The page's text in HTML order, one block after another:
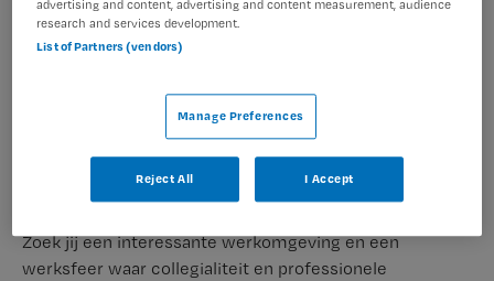
actueel. Hieronder staan enkele vergelijkbare vacatures
die voor u wellicht interessant zijn.
Zoek jij een interessante werkomgeving en een
werksfeer waar collegialiteit en professionele
advertising and content, advertising and content measurement, audience
research and services development.
List of Partners (vendors)
Manage Preferences
Reject All I Accept